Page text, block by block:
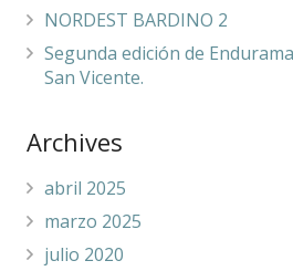
NORDEST BARDINO 2
Segunda edición de
San Vicente.
Archives
abril 2025
marzo 2025
julio 2020